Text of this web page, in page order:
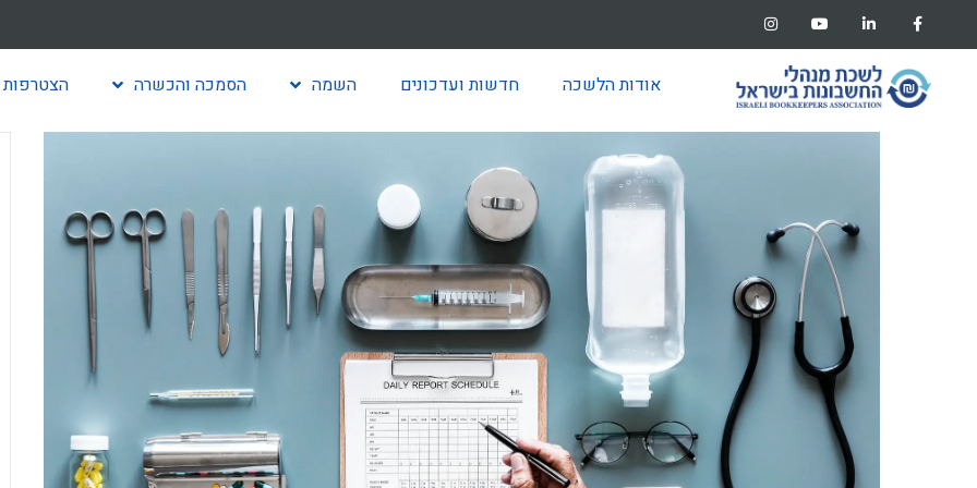
אודות הלשכה חדשות ועדכונים השמה הסמכה והכשרה